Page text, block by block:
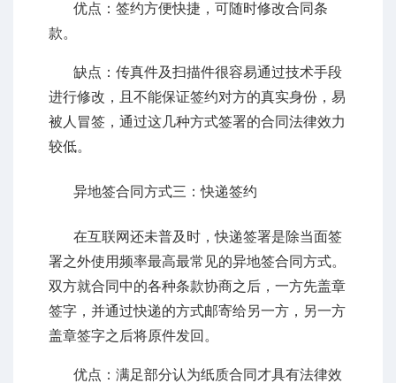
优点：签约方便快捷，可随时修改合同条
款。
缺点：传真件及扫描件很容易通过技术手段
进行修改，且不能保证签约对方的真实身份，易
被人冒签，通过这几种方式签署的合同法律效力
较低。
异地签合同方式三：快递签约
在互联网还未普及时，快递签署是除当面签
署之外使用频率最高最常见的异地签合同方式。
双方就合同中的各种条款协商之后，一方先盖章
签字，并通过快递的方式邮寄给另一方，另一方
盖章签字之后将原件发回。
优点：满足部分认为纸质合同才具有法律效